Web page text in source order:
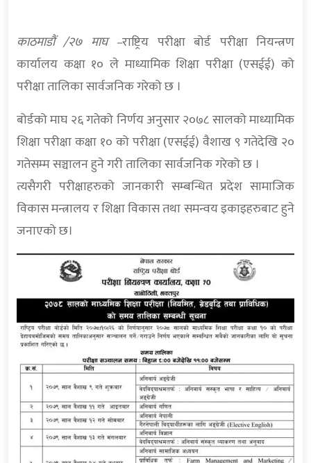
काठमाडौं /२७ माघ –राष्ट्रिय परीक्षा बोर्ड परीक्षा नियन्त्रण
कार्यालय कक्षा १० ले माध्यामिक शिक्षा परीक्षा (एसईई) को
परीक्षा तालिका सार्वजनिक गरेको छ ।
बोर्डको माघ २६ गतेको निर्णय अनुसार २०७८ सालको माध्यामिक
शिक्षा परीक्षा कक्षा १० को परीक्षा (एसईई) वैशाख ९ गतेदेखि २०
गतेसम्म सञ्चालन हुने गरी तालिका सार्वजनिक गरेको छ ।
त्यसैगरी परीक्षाहरुको जानकारी सम्बन्धित प्रदेश सामाजिक
विकास मन्त्रालय र शिक्षा विकास तथा समन्वय इकाइहरुबाट हुने
जनाएको छ।